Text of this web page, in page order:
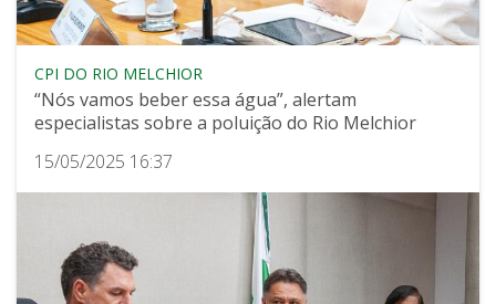
CPI DO RIO MELCHIOR
“Nós vamos beber essa água”, alertam
especialistas sobre a poluição do Rio Melchior
15/05/2025 16:37